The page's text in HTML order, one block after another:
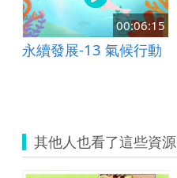
00:06:15
永續發展-13 氣候行動
其他人也看了這些資源